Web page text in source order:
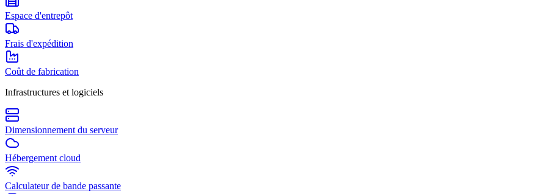
Espace d'entrepôt
Frais d'expédition
Coût de fabrication
Infrastructures et logiciels
Dimensionnement du serveur
Hébergement cloud
Calculateur de bande passante